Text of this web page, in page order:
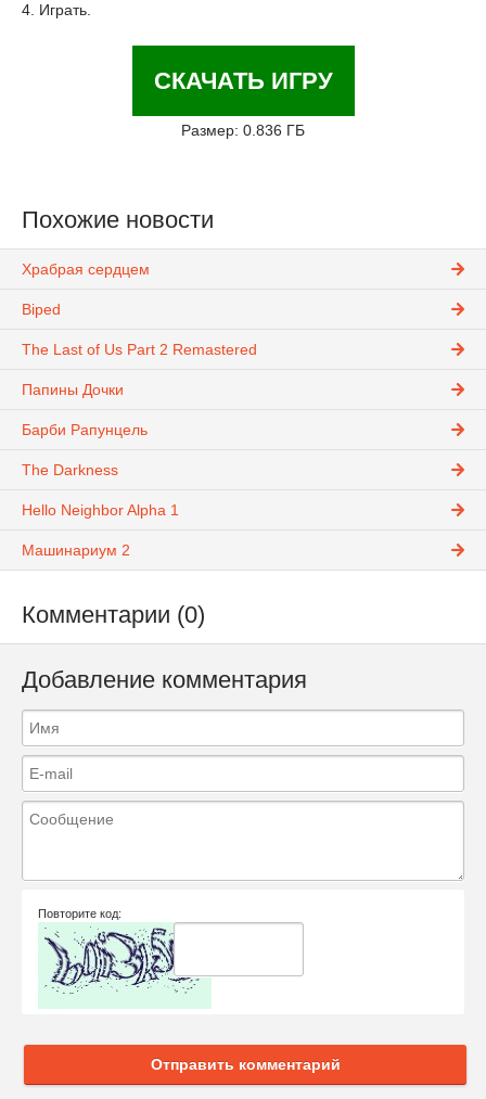
4. Играть.
СКАЧАТЬ ИГРУ
Размер: 0.836 ГБ
Похожие новости
Храбрая сердцем
Biped
The Last of Us Part 2 Remastered
Папины Дочки
Барби Рапунцель
The Darkness
Hello Neighbor Alpha 1
Машинариум 2
Комментарии (0)
Добавление комментария
Повторите код:
Отправить комментарий